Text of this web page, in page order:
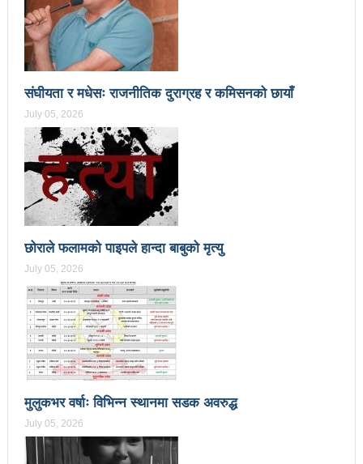
प्रेस सेन्टरको महाधिवेसनमा पुरस्कृत हुँदै यी पत्रकार
भरतपुरका १ सय २९ सुकुम्बासी घरधुरीलाई लालपूर्जा वितरण
हानलाई मजदुर संगठनहरुको ध्यानाकर्षण पत्र, देशैभर
अभियानात्मक कार्यक्रम
‘महिला अधिकारका निम्ति सदनबाट कानून बनाउन ढिला भयो’
सहिद स्मृति दिवसमा माओवादी बेलकोटगढी नगरद्वारा वैचारिक,
राजनीतिक कार्यशाला
त्रिदेशीय विद्युत ब्यापार सम्झौता नेपालका लागि कोशेढुंगाः
प्रचण्ड
कविता- म हैन भने
आवश्यकता मिडिया साक्षरताको
३ महिनामा प्रेस स्वतन्त्रता हननका १३ घटना
काउन्सिलद्वारा ४ वटा सञ्चार माध्यमको कालोसूची फुकुवा, ३
वटा सूचीकरणबाट हटे
इन्द्रेश्वर युवा समाजद्वारा बेलकोटगढीका ५ विद्यालयमा छात्रवृत्ति
वितरण
संघीयता र मधेसः राजनीतिक दुराग्रह र कमिसनको छायाँ
July 05, 2026
छोराले फलामको पाइपले हान्दा बाबुको मृत्यु
July 05, 2026
मुलुकभर वर्षाः विभिन्न स्थानमा सडक अवरुद्ध
July 05, 2026